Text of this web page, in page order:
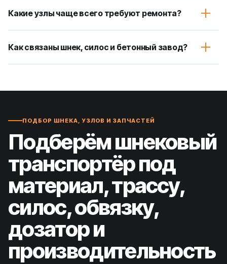
Какие узлы чаще всего требуют ремонта?
Как связаны шнек, силос и бетонный завод?
ПОДБОР ШНЕКА, УЗЛОВ И ЗАПЧАСТЕЙ
Подберём шнековый
транспортёр под
материал, трассу,
силос, обвязку,
дозатор и
производительность